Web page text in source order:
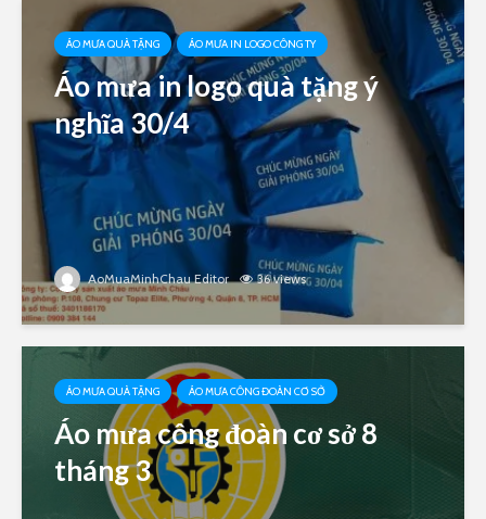
ÁO MƯA QUÀ TẶNG ÁO MƯA IN LOGO CÔNG TY
Áo mưa in logo quà tặng ý
nghĩa 30/4
AoMuaMinhChau Editor 36 views
ÁO MƯA QUÀ TẶNG ÁO MƯA CÔNG ĐOÀN CƠ SỞ
Áo mưa công đoàn cơ sở 8
tháng 3